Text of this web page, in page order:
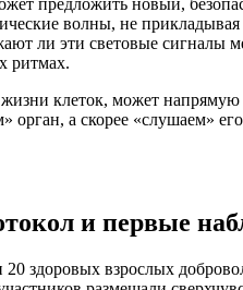
волны, не
ли эти световые сигналы
ритмах.
клеток, может
а скорее «слушаем»
и первые
20 здоровых взрослых